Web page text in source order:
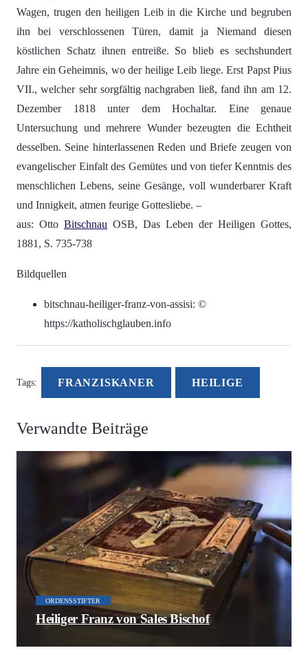
Wagen, trugen den heiligen Leib in die Kirche und begruben
ihn bei verschlossenen Türen, damit ja Niemand diesen
köstlichen Schatz ihnen entreiße. So blieb es sechshundert
Jahre ein Geheimnis, wo der heilige Leib liege. Erst Papst Pius
VII., welcher sehr sorgfältig nachgraben ließ, fand ihn am 12.
Dezember 1818 unter dem Hochaltar. Eine genaue
Untersuchung und mehrere Wunder bezeugten die Echtheit
desselben. Seine hinterlassenen Reden und Briefe zeugen von
evangelischer Einfalt des Gemütes und von tiefer Kenntnis des
menschlichen Lebens, seine Gesänge, voll wunderbarer Kraft
und Innigkeit, atmen feurige Gottesliebe. –
aus: Otto Bitschnau OSB, Das Leben der Heiligen Gottes,
1881, S. 735-738
Bildquellen
bitschnau-heiliger-franz-von-assisi: ©
https://katholischglauben.info
Tags: FRANZISKANER HEILIGE
Verwandte Beiträge
ORDENSSTIFTER
Heiliger Franz von Sales Bischof